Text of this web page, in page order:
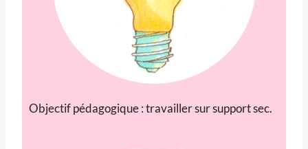
Objectif pédagogique : travailler sur support sec.